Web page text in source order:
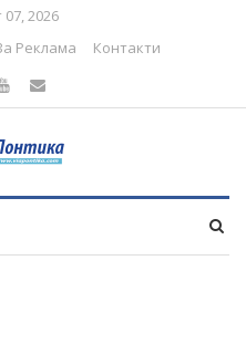
07, 2026
Реклама Контакти